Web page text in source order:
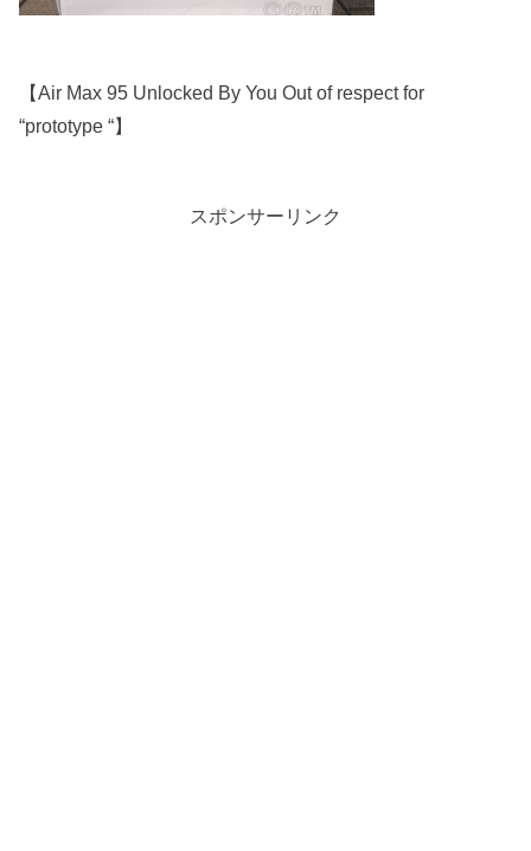
【Air Max 95 Unlocked By You Out of respect for
“prototype “】
スポンサーリンク